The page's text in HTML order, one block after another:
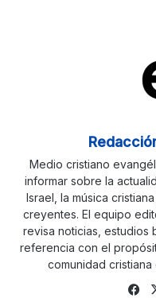
Medio cristiano
informar sobre la
Israel, la música
creyentes. El equipo
revisa noticias, estudios
referencia con el
comunidad